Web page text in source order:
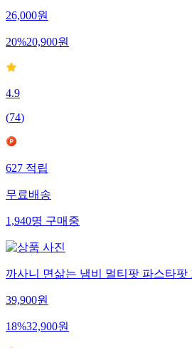
26,000원
20%20,900원
4.9
(74)
627 적립
무료배송
1,940명 구매중
까사니 면삶는 냄비 멀티팟 파스타팟
39,900원
18%32,900원